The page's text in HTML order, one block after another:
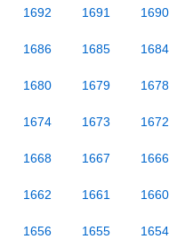
1692 1691 1690
1686 1685 1684
1680 1679 1678
1674 1673 1672
1668 1667 1666
1662 1661 1660
1656 1655 1654